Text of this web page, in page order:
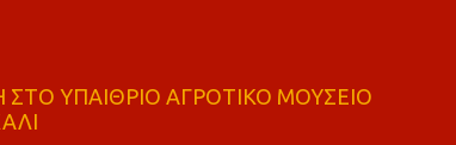
ΥΠΑΙΘΡΙΟ ΑΓΡΟΤΙΚΟ ΜΟΥΣΕΙΟ